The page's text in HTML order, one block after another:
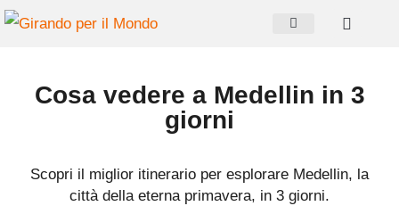
Cosa vedere a Medellin in 3
giorni
Scopri il miglior itinerario per esplorare Medellin, la
città della eterna primavera, in 3 giorni.